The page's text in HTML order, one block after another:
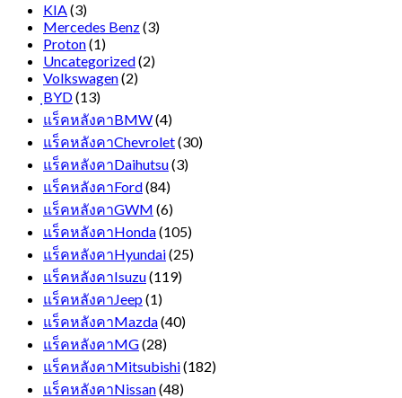
KIA(3)
Mercedes Benz(3)
Proton(1)
Uncategorized(2)
Volkswagen(2)
ฺBYD(13)
แร็คหลังคาBMW(4)
แร็คหลังคาChevrolet(30)
แร็คหลังคาDaihutsu(3)
แร็คหลังคาFord(84)
แร็คหลังคาGWM (6)
แร็คหลังคาHonda(105)
แร็คหลังคาHyundai(25)
แร็คหลังคาIsuzu(119)
แร็คหลังคาJeep(1)
แร็คหลังคาMazda(40)
แร็คหลังคาMG(28)
แร็คหลังคาMitsubishi(182)
แร็คหลังคาNissan(48)